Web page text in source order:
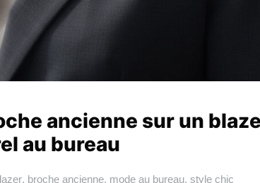
ancienne sur un
au bureau
, broche ancienne, mode au bureau, style chic